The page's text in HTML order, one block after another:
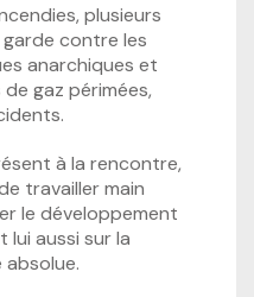
plusieurs
contre les
anarchiques et
gaz périmées,
à la rencontre,
travailler main
le développement
lui aussi sur la